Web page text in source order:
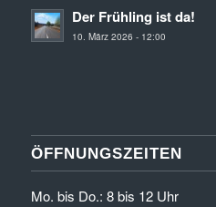
Der Frühling ist da!
10. März 2026 - 12:00
ÖFFNUNGSZEITEN
Mo. bis Do.: 8 bis 12 Uhr